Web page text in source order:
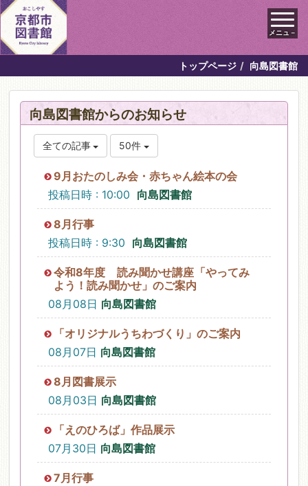
メニュ－
トップページ 向島図書館
向島図書館からのお知らせ
全ての記事 50件
9月おたのしみ会・赤ちゃん絵本の会
投稿日時 : 10:00 向島図書館
8月行事
投稿日時 : 9:30 向島図書館
令和8年度 読み聞かせ講座「やってみ
よう！読み聞かせ」のご案内
08月08日 向島図書館
「オリジナルうちわづくり」のご案内
08月07日 向島図書館
8月図書展示
08月03日 向島図書館
「えのひろば」作品展示
07月30日 向島図書館
7月行事